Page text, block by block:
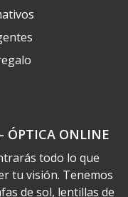
ÓPTICA ONLINE
todo lo que
tu visión. Tenemos
de sol, lentillas de